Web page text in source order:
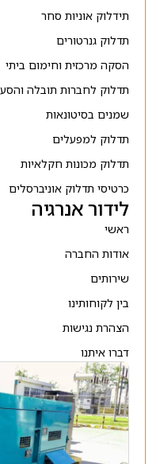
תידלוק אוניות סחר
תדלוק גנרטורים
הסקה מרכזית וחימום ביתי
תדלוק לחברות תובלה והסעות
שמנים בסיטונאות
תדלוק למפעלים
תדלוק מכונות חקלאיות
כרטיסי תדלוק אוניברסלים
לידור אנרגיה
ראשי
אודות החברה
שירותים
בין לקוחותינו
הצהרת נגישות
דברו איתנו